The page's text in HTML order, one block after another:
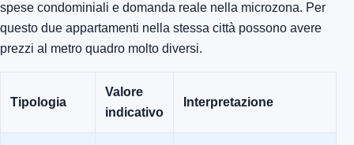
spese condominiali e domanda reale nella microzona. Per
questo due appartamenti nella stessa città possono avere
prezzi al metro quadro molto diversi.
Tipologia
Valore
indicativo
Interpretazione